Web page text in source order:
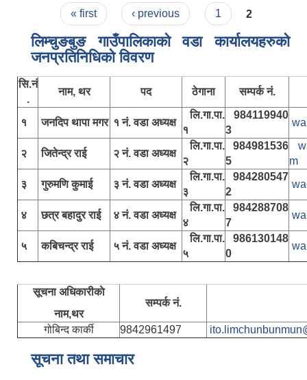
Pages« first ‹ previous 1 2
लिम्चुङबुङ गाउँपालिकाकाे वडा कार्यालयहरुकाे
जनप्रतिनिधिकाे विवरण
सि.नं
.
नाम, थर पद ठेगाना सम्पर्क नं.
१ जनदिप थापा मगर १ नं. वडा अध्यक्ष
लि.गा.पा.
१
984119940
3
२ जितेन्द्र राई २ नं. वडा अध्यक्ष
लि.गा.पा.
२
984981536
5
m
३
गुरुमणि कुमाई ३ नं. वडा अध्यक्ष
लि.गा.पा.
३
984280547
2
४ छत्र बहादुर राई ४ नं. वडा अध्यक्ष
लि.गा.पा.
४
984288708
7
५ कबिचन्द्र राई ५ नं. वडा अध्यक्ष
लि.गा.पा.
५
986130148
0
सूचना अधिकारीकाे
नाम,थर
सम्पर्क नं.
गोबिन्द कार्की 9842961497
सूचना तथा समाचार